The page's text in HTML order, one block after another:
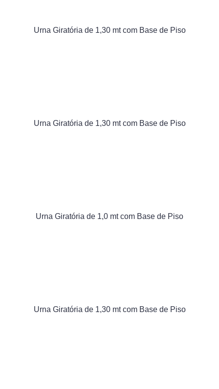
Urna Giratória de 1,30 mt com Base de Piso
Urna Giratória de 1,30 mt com Base de Piso
Urna Giratória de 1,0 mt com Base de Piso
Urna Giratória de 1,30 mt com Base de Piso